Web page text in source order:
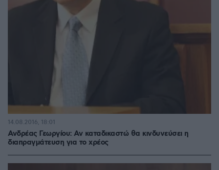
Ανδρέας Γεωργίου: Αν καταδικαστώ θα κινδυνεύσει η
διαπραγμάτευση για το χρέος
14.08.2016, 18:01